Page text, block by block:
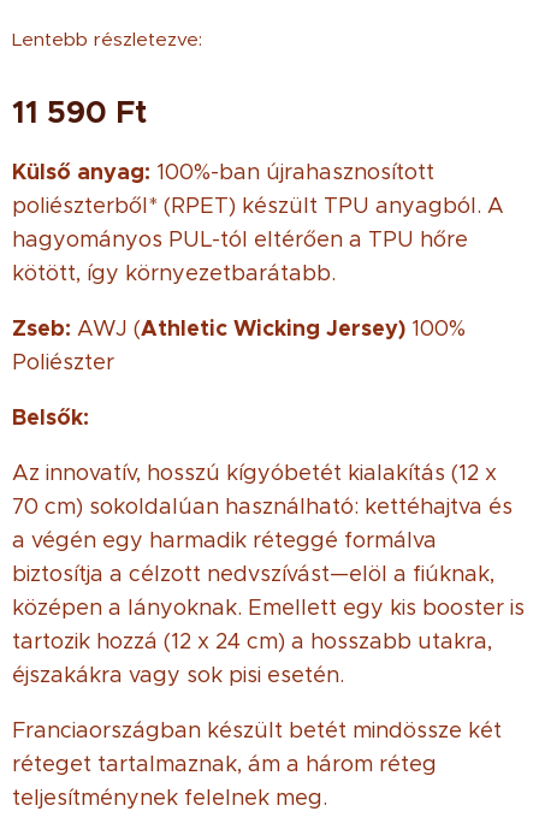
Lentebb részletezve:
11 590 Ft
Külső anyag: 100%-ban újrahasznosított
poliészterből* (RPET) készült TPU anyagból. A
hagyományos PUL-tól eltérően a TPU hőre
kötött, így környezetbarátabb.
Zseb: AWJ (Athletic Wicking Jersey) 100%
Poliészter
Belsők:
Az innovatív, hosszú kígyóbetét kialakítás (12 x
70 cm) sokoldalúan használható: kettéhajtva és
a végén egy harmadik réteggé formálva
biztosítja a célzott nedvszívást—elöl a fiúknak,
középen a lányoknak. Emellett egy kis booster is
tartozik hozzá (12 x 24 cm) a hosszabb utakra,
éjszakákra vagy sok pisi esetén.
Franciaországban készült betét mindössze két
réteget tartalmaznak, ám a három réteg
teljesítménynek felelnek meg.